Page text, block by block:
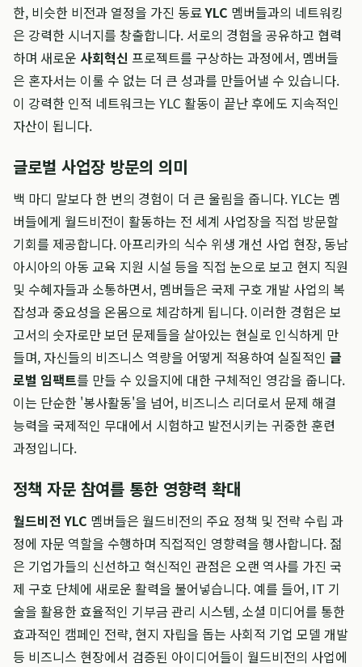
한, 비슷한 비전과 열정을 가진 동료YLC 멤버들과의 네트워킹
은 강력한 시너지를 창출합니다. 서로의 경험을 공유하고 협력
하며 새로운 사회혁신 프로젝트를 구상하는 과정에서, 멤버들
은 혼자서는 이룰 수 없는 더 큰 성과를 만들어낼 수 있습니다.
이 강력한 인적 네트워크는 YLC 활동이 끝난 후에도 지속적인
자산이 됩니다.
글로벌 사업장 방문의 의미
백 마디 말보다 한 번의 경험이 더 큰 울림을 줍니다. YLC는 멤
버들에게 월드비전이 활동하는 전 세계 사업장을 직접 방문할
기회를 제공합니다. 아프리카의 식수 위생 개선 사업 현장, 동남
아시아의 아동 교육 지원 시설 등을 직접 눈으로 보고 현지 직원
및 수혜자들과 소통하면서, 멤버들은 국제 구호 개발 사업의 복
잡성과 중요성을 온몸으로 체감하게 됩니다. 이러한 경험은 보
고서의 숫자로만 보던 문제들을 살아있는 현실로 인식하게 만
들며, 자신들의 비즈니스 역량을 어떻게 적용하여 실질적인 글
로벌 임팩트를 만들 수 있을지에 대한 구체적인 영감을 줍니다.
이는 단순한 '봉사활동'을 넘어, 비즈니스 리더로서 문제 해결
능력을 국제적인 무대에서 시험하고 발전시키는 귀중한 훈련
과정입니다.
정책 자문 참여를 통한 영향력 확대
월드비전 YLC 멤버들은 월드비전의 주요 정책 및 전략 수립 과
정에 자문 역할을 수행하며 직접적인 영향력을 행사합니다. 젊
은 기업가들의 신선하고 혁신적인 관점은 오랜 역사를 가진 국
제 구호 단체에 새로운 활력을 불어넣습니다. 예를 들어, IT 기
술을 활용한 효율적인 기부금 관리 시스템, 소셜 미디어를 통한
효과적인 캠페인 전략, 현지 자립을 돕는 사회적 기업 모델 개발
등 비즈니스 현장에서 검증된 아이디어들이 월드비전의 사업에